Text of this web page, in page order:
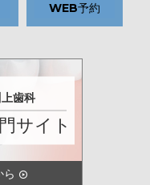
WEB予約
歯科
サイト
ら